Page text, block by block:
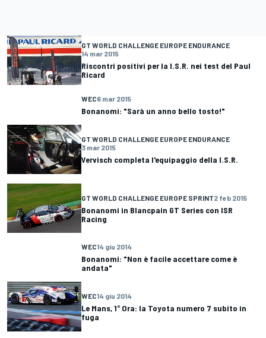
GT WORLD CHALLENGE EUROPE ENDURANCE
14 mar 2015
Riscontri positivi per la I.S.R. nei test del Paul
Ricard
WEC6 mar 2015
Bonanomi: "Sarà un anno bello tosto!"
GT WORLD CHALLENGE EUROPE ENDURANCE
3 mar 2015
Vervisch completa l'equipaggio della I.S.R.
GT WORLD CHALLENGE EUROPE SPRINT2 feb 2015
Bonanomi in Blancpain GT Series con ISR
Racing
WEC14 giu 2014
Bonanomi: "Non è facile accettare come è
andata"
WEC14 giu 2014
Le Mans, 1° Ora: la Toyota numero 7 subito in
fuga